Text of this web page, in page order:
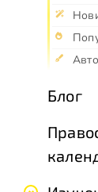
Блог